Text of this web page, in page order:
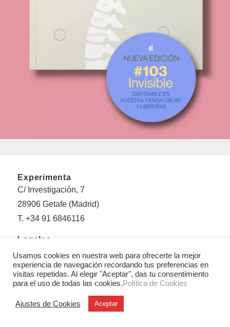
Experimenta
C/ Investigación, 7
28906 Getafe (Madrid)
T. +34 91 6846116
Legales
Aviso legal
Condiciones Generales de Uso y Venta
Politica de privacidad
Usamos cookies en nuestra web para ofrecerte la mejor
experiencia de navegación recordando tus preferencias en
visitas repetidas. Al elegir "Aceptar", das tu consentimiento
para el uso de todas las cookies.Política de Cookies
Ajustes de Cookies Aceptar